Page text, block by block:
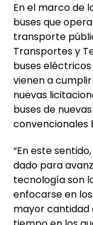
En el marco de
buses que
transporte
Transportes y
buses
vienen a
nuevas
buses de
convencionales
“En este
dado para
tecnología son
enfocarse en
mayor cantidad